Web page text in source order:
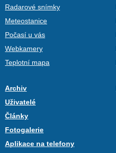
Radarové snímky
Meteostanice
Počasí u vás
Webkamery
Teplotní mapa
Archiv
Uživatelé
Články
Fotogalerie
Aplikace na telefony